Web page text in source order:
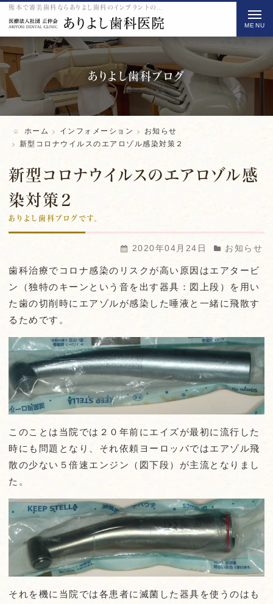
ありよし歯科ブログ
ホーム インフォメーション
お知らせ
新型コロナウイルスのエアロゾル感染対策２
新型コロナウイルスのエアロゾル感
染対策２
ありよし歯科ブログです。
2020年04月24日 お知らせ
歯科治療でコロナ感染のリスクが高い原因はエアタービ
ン（独特のキーンという音を出す器具：図上段）を用い
た歯の切削時にエアゾルが感染した唾液と一緒に飛散す
るためです。
このことは当院では２０年前にエイズが最初に流行した
時にも問題となり、それ依頼ヨーロッパではエアゾル飛
散の少ない５倍速エンジン（図下段）が主流となりまし
た。
それを機に当院では各患者に滅菌した器具を使うのはも
t
o
g
l
g